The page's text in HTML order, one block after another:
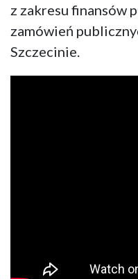
z zakresu finansów
zamówień
Szczecinie.